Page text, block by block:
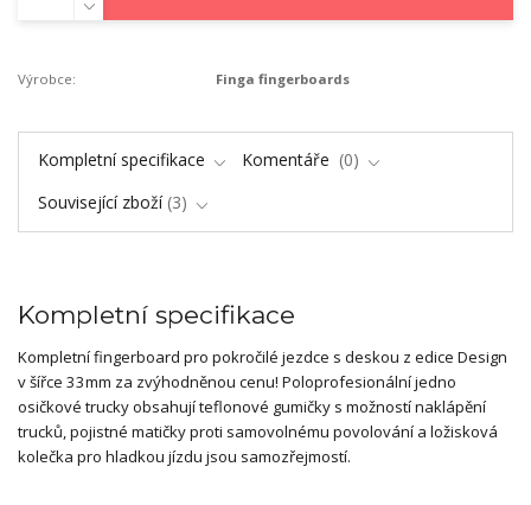
Výrobce: Finga fingerboards
Kompletní specifikace Komentáře
0
Související zboží 3
Kompletní specifikace
Kompletní fingerboard pro pokročilé jezdce s deskou z edice Design
v šířce 33mm za zvýhodněnou cenu! Poloprofesionální jedno
osičkové trucky obsahují teflonové gumičky s možností naklápění
trucků, pojistné matičky proti samovolnému povolování a ložisková
kolečka pro hladkou jízdu jsou samozřejmostí.